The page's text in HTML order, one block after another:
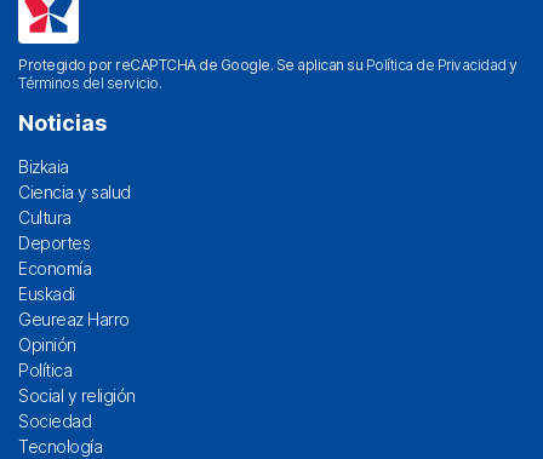
Protegido por reCAPTCHA de Google. Se aplican su Política de Privacidad y
Términos del servicio.
Noticias
Bizkaia
Ciencia y salud
Cultura
Deportes
Economía
Euskadi
Geureaz Harro
Opinión
Política
Social y religión
Sociedad
Tecnología